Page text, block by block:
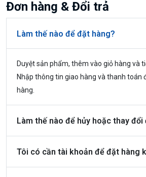
Đơn hàng & Đổi trả
Làm thế nào để đặt hàng?
Duyệt sản phẩm, thêm vào giỏ hàng và
Nhập thông tin giao hàng và thanh toán
hàng.
Làm thế nào để hủy hoặc thay đổi
Tôi có cần tài khoản để đặt hàng